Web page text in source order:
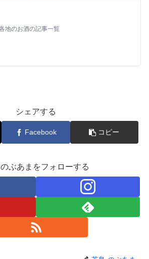
地のお酒の記事一覧
シェアする
Facebook コピー
ぶあまをフォローする